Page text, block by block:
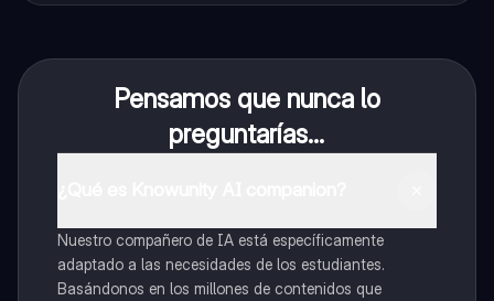
Pensamos que nunca lo
preguntarías...
Nuestro compañero de IA está específicamente
adaptado a las necesidades de los estudiantes.
Basándonos en los millones de contenidos que